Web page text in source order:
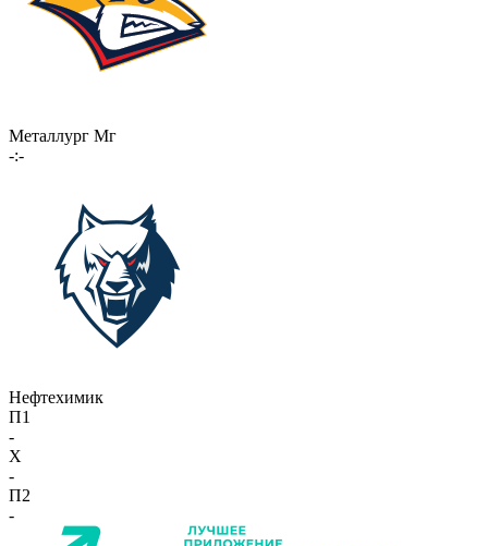
Металлург Мг
-:-
Нефтехимик
П1
-
X
-
П2
-